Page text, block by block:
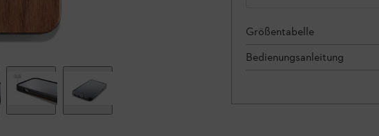
Größentabelle
Bedienungsanleitung